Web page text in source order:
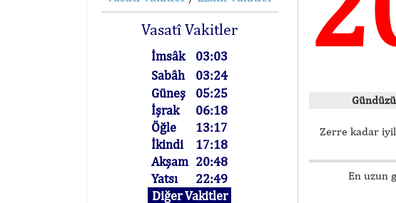
Vasatî Vakitler
İmsâk
03:03
Sabâh
03:24
Güneş
05:25
İşrak
06:18
Öğle
13:17
İkindi
17:18
Akşam 20:48
Yatsı
22:49
Diğer Vakitler
Zerre kadar
En uzun